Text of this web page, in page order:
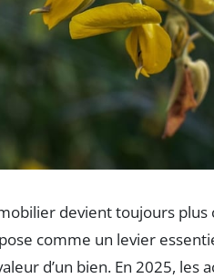
devient toujours
comme un levier
d’un bien. En 2025, les